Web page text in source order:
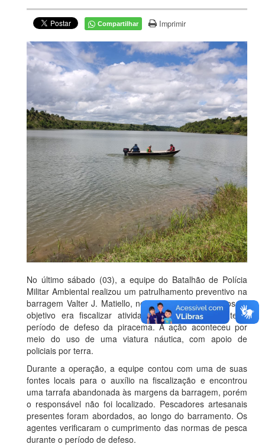
Compartilhar Imprimir
No último sábado (03), a equipe do Batalhão de Polícia
Militar Ambiental realizou um patrulhamento preventivo na
barragem Valter J. Matiello, no município de Pinheiros. O
objetivo era fiscalizar atividades pesqueiras durante o
período de defeso da piracema. A ação aconteceu por
meio do uso de uma viatura náutica, com apoio de
policiais por terra.
Durante a operação, a equipe contou com uma de suas
fontes locais para o auxílio na fiscalização e encontrou
uma tarrafa abandonada às margens da barragem, porém
o responsável não foi localizado. Pescadores artesanais
presentes foram abordados, ao longo do barramento. Os
agentes verificaram o cumprimento das normas de pesca
durante o período de defeso.